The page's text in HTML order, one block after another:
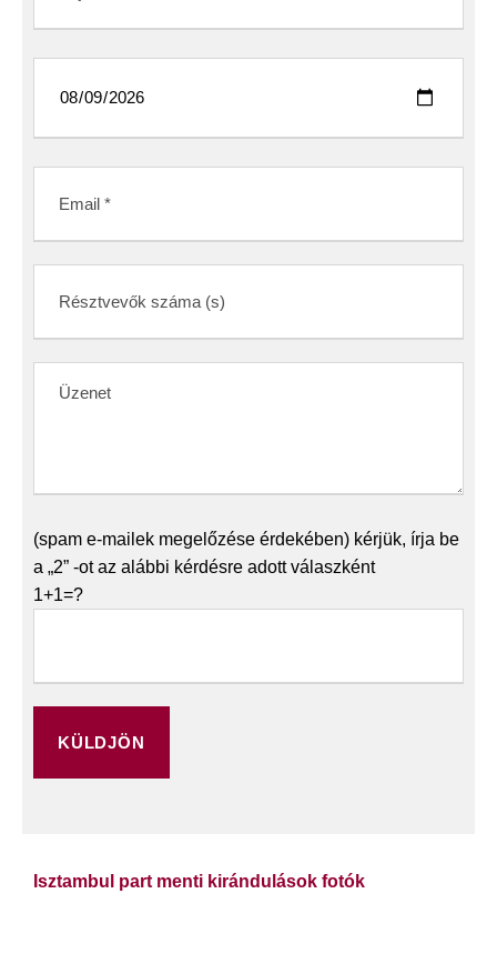
(spam e-mailek megelőzése érdekében) kérjük, írja be
a „2” -ot az alábbi kérdésre adott válaszként
1+1=?
Isztambul part menti kirándulások fotók